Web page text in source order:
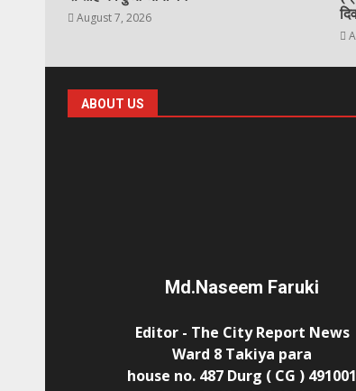
August 7, 2026
ABOUT US
Md.Naseem Faruki
Editor - The City Report News
Ward 8 Takiya para
house no. 487 Durg ( CG ) 491001